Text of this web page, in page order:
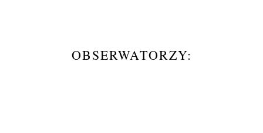
OBSERWATORZY: